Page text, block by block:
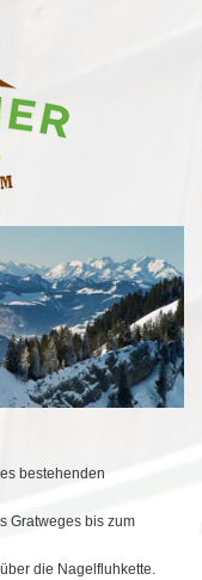
bestehenden
Gratweges bis zum
die Nagelfluhkette.